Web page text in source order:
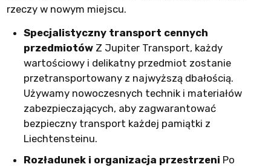
rzeczy w nowym miejscu.
Specjalistyczny transport cennych
przedmiotówZ Jupiter Transport, każdy
wartościowy i delikatny przedmiot zostanie
przetransportowany z najwyższą dbałością.
Używamy nowoczesnych technik i materiałów
zabezpieczających, aby zagwarantować
bezpieczny transport każdej pamiątki z
Liechtensteinu.
Rozładunek i organizacja przestrzeni Po